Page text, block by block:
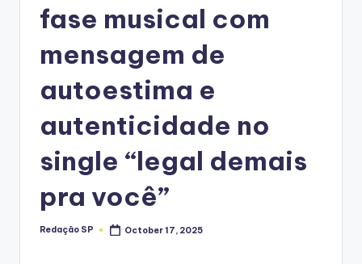
fase musical com
mensagem de
autoestima e
autenticidade no
single “legal demais
pra você”
Posted
Redação SP October 17, 2025